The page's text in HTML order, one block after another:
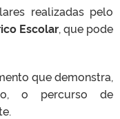
realizadas pelo
Escolar, que pode
que demonstra,
o percurso de